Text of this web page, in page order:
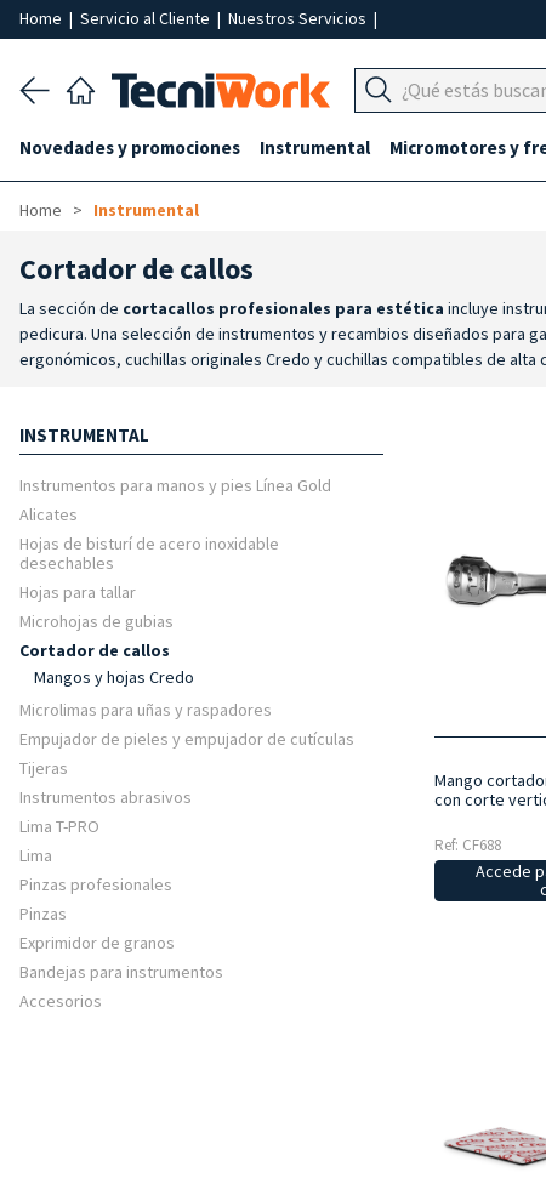
Home | Servicio al Cliente | Nuestros Servicios |
Novedades y promociones Instrumental Micromotores y
Home Instrumental
Cortador de callos
La sección de cortacallos profesionales para estética incluye
pedicura. Una selección de instrumentos y recambios diseñados para
ergonómicos, cuchillas originales Credo y cuchillas compatibles de
estético del pie.
INSTRUMENTAL
Instrumentos para manos y pies Línea Gold
Alicates
Hojas de bisturí de acero inoxidable
desechables
Hojas para tallar
Microhojas de gubias
Cortador de callos
Mangos y hojas Credo
Microlimas para uñas y raspadores
Empujador de pieles y empujador de cutículas
Tijeras
Instrumentos abrasivos
Lima T-PRO
Lima
Pinzas profesionales
Pinzas
Exprimidor de granos
Bandejas para instrumentos
Accesorios
Mango
con corte
Ref: CF688
Accede